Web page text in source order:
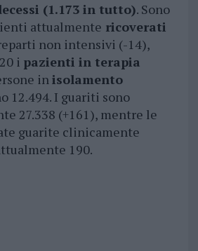
(1.173 in tutto). Sono
attualmente ricoverati
non intensivi (-14),
i pazienti in terapia
inisolamento
12.494. I guariti sono
27.338 (+161), mentre le
guarite clinicamente
190.